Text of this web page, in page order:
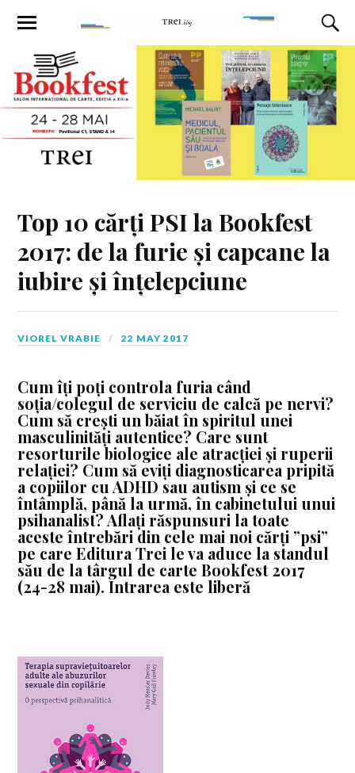
Top 10 cărți PSI la Bookfest
2017: de la furie și capcane la
iubire și înțelepciune
VIOREL VRABIE 22 MAY 2017
Cum îți poți controla furia când
soția/colegul de serviciu de calcă pe nervi?
Cum să crești un băiat în spiritul unei
masculinități autentice? Care sunt
resorturile biologice ale atracției și ruperii
relației? Cum să eviți diagnosticarea pripită
a copiilor cu ADHD sau autism și ce se
întâmplă, până la urmă, în cabinetului unui
psihanalist? Aflați răspunsuri la toate
aceste întrebări din cele mai noi cărți ”psi”
pe care Editura Trei le va aduce la standul
său de la târgul de carte Bookfest 2017
(24-28 mai). Intrarea este liberă